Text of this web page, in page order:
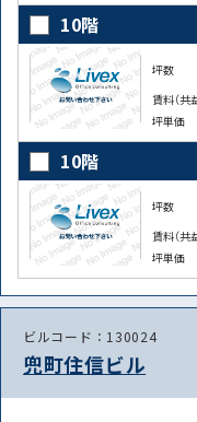
10階
坪数
賃料（共
坪単価
10階
坪数
賃料（共
坪単価
ビルコード：130024
兜町住信ビル